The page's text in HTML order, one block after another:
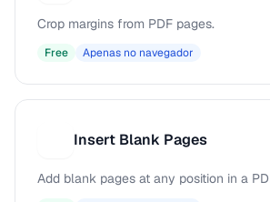
Crop margins from PDF pages.
Free Apenas no navegador
Insert Blank Pages
Add blank pages at any position in a